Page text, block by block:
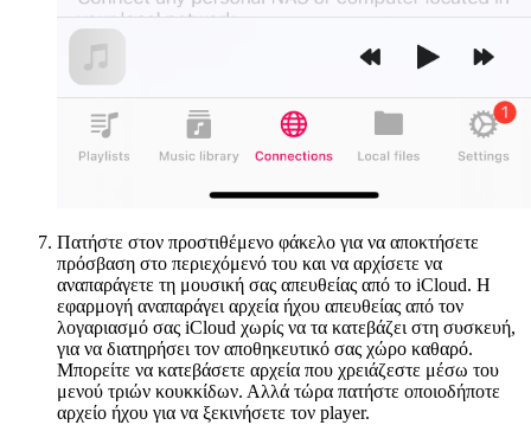
Πατήστε στον προστιθέμενο φάκελο για να αποκτήσετε
πρόσβαση στο περιεχόμενό του και να αρχίσετε να
αναπαράγετε τη μουσική σας απευθείας από το iCloud. Η
εφαρμογή αναπαράγει αρχεία ήχου απευθείας από τον
λογαριασμό σας iCloud χωρίς να τα κατεβάζει στη συσκευή,
για να διατηρήσει τον αποθηκευτικό σας χώρο καθαρό.
Μπορείτε να κατεβάσετε αρχεία που χρειάζεστε μέσω του
μενού τριών κουκκίδων. Αλλά τώρα πατήστε οποιοδήποτε
αρχείο ήχου για να ξεκινήσετε τον player.